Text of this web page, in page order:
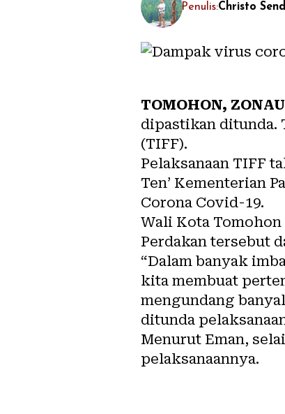
Penulis:Christo
TOMOHON,
dipastikan ditunda.
(TIFF).
Pelaksanaan TIFF
Ten’ Kementerian
Corona Covid-19.
Wali Kota
Perdakan tersebut
“Dalam banyak
kita membuat
mengundang
ditunda
Menurut Eman,
pelaksanaannya.